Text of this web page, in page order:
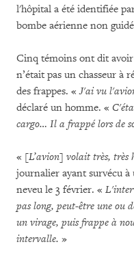
l'hôpital a été identifiée
bombe aérienne non
Cinq témoins ont dit
n’était pas un chasseur à
des frappes. «J'ai vu
déclaré un homme. «
cargo… Il a frappé lors de
« [L’avion] volait très, très
journalier ayant survécu
neveu le 3 février. «
pas long, peut-être une ou
un virage, puis frappe à
intervalle. »